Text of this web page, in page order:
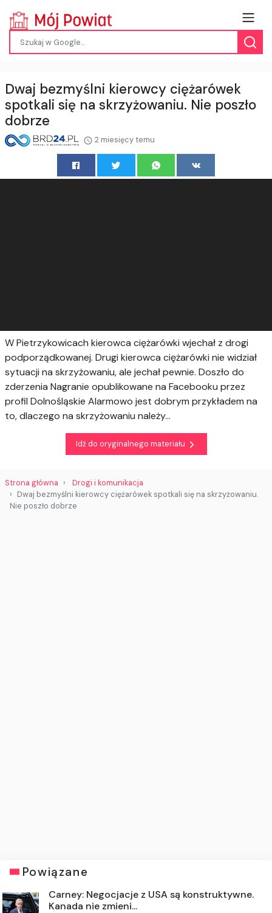
Dwaj bezmyślni kierowcy ciężarówek
spotkali się na skrzyżowaniu. Nie poszło
dobrze
2 miesięcy temu
W Pietrzykowicach kierowca ciężarówki wjechał z drogi
podporządkowanej. Drugi kierowca ciężarówki nie widział
sytuacji na skrzyżowaniu, ale jechał pewnie. Doszło do
zderzenia Nagranie opublikowane na Facebooku przez
profil Dolnośląskie Alarmowo jest dobrym przykładem na
to, dlaczego na skrzyżowaniu należy...
Idź do oryginalnego materiału
Strona główna
Drogi i komunikacja
Dwaj bezmyślni kierowcy ciężarówek spotkali się na skrzyżowaniu.
Nie poszło dobrze
Powiązane
Carney: Negocjacje z USA są konstruktywne.
Kanada nie zmieni...